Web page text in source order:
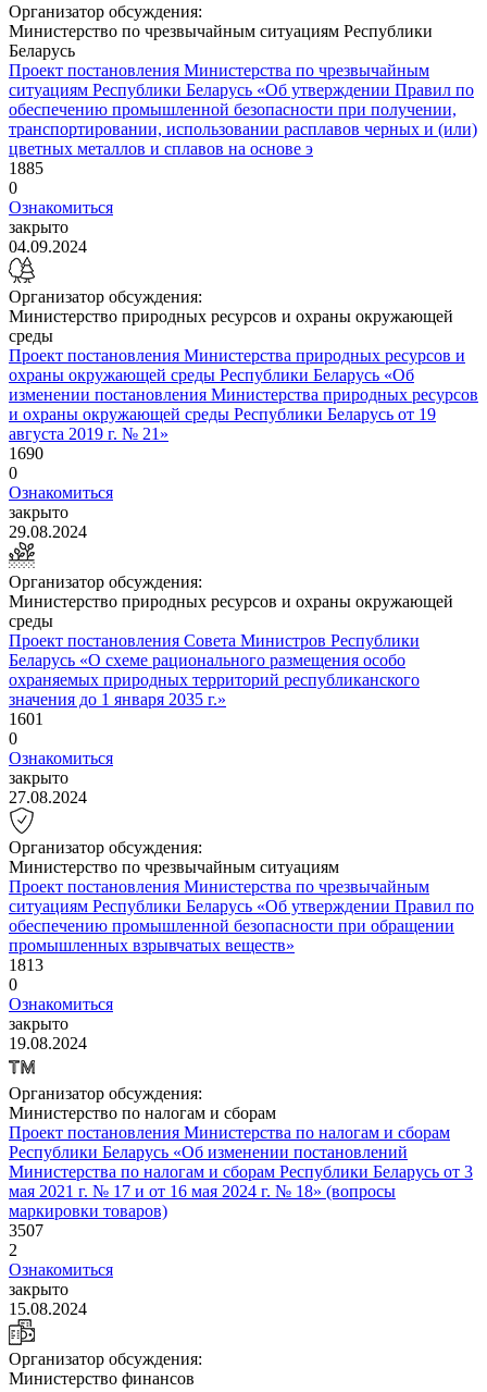
Организатор обсуждения:
Министерство по чрезвычайным ситуациям Республики
Беларусь
Проект постановления Министерства по чрезвычайным
ситуациям Республики Беларусь «Об утверждении Правил по
обеспечению промышленной безопасности при получении,
транспортировании, использовании расплавов черных и (или)
цветных металлов и сплавов на основе э
1885
0
Ознакомиться
закрыто
04.09.2024
Организатор обсуждения:
Министерство природных ресурсов и охраны окружающей
среды
Проект постановления Министерства природных ресурсов и
охраны окружающей среды Республики Беларусь «Об
изменении постановления Министерства природных ресурсов
и охраны окружающей среды Республики Беларусь от 19
августа 2019 г. № 21»
1690
0
Ознакомиться
закрыто
29.08.2024
Организатор обсуждения:
Министерство природных ресурсов и охраны окружающей
среды
Проект постановления Совета Министров Республики
Беларусь «О схеме рационального размещения особо
охраняемых природных территорий республиканского
значения до 1 января 2035 г.»
1601
0
Ознакомиться
закрыто
27.08.2024
Организатор обсуждения:
Министерство по чрезвычайным ситуациям
Проект постановления Министерства по чрезвычайным
ситуациям Республики Беларусь «Об утверждении Правил по
обеспечению промышленной безопасности при обращении
промышленных взрывчатых веществ»
1813
0
Ознакомиться
закрыто
19.08.2024
Организатор обсуждения:
Министерство по налогам и сборам
Проект постановления Министерства по налогам и сборам
Республики Беларусь «Об изменении постановлений
Министерства по налогам и сборам Республики Беларусь от 3
мая 2021 г. № 17 и от 16 мая 2024 г. № 18» (вопросы
маркировки товаров)
3507
2
Ознакомиться
закрыто
15.08.2024
Организатор обсуждения:
Министерство финансов